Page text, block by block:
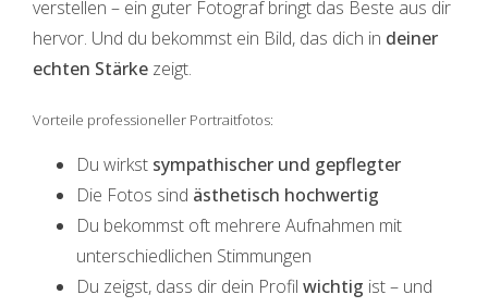
verstellen – ein guter Fotograf bringt das Beste aus dir
hervor. Und du bekommst ein Bild, das dich in deiner
echten Stärke zeigt.
Vorteile professioneller Portraitfotos:
Du wirkst sympathischer und gepflegter
Die Fotos sind ästhetisch hochwertig
Du bekommst oft mehrere Aufnahmen mit
unterschiedlichen Stimmungen
Du zeigst, dass dir dein Profil wichtig ist – und